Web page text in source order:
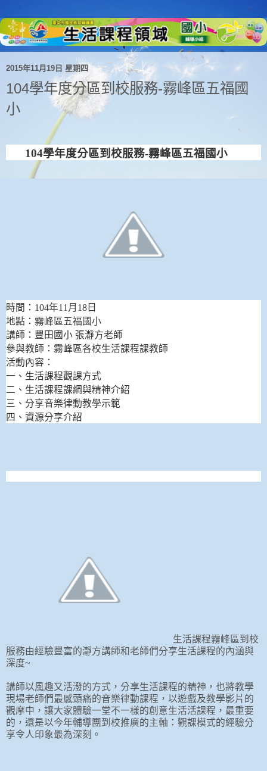
2015年11月19日 星期四
104學年度分區到校服務-霧峰區五福國
小
104學年度分區到校服務-霧峰區五福國小
時間： 104年11 月 18 日
地點：霧峰區五福國小
講師：豐田國小 張瀞方老師
參與教師：霧峰區各校生活課程課教師
活動內容：
一、生活課程觀課方式
二、生活課程課綱與精神介紹
三、分享音樂律動教學示範
四、資源分享介紹
生活課程霧峰區到校
服務由經驗豐富的瀞方講師和老師們分享生活課程的內涵與
深度~
講師以風趣又活潑的方式，分享生活課程的精神，也將教學
現場老師們最感頭痛的音樂律動課程，以遊戲及教學影片的
觀摩中，讓大家體驗一堂不一樣的創意生活活課程，最重要
的，還是以今年輔導團到校推廣的主軸：觀課模式的經驗分
享令人印象最為深刻。